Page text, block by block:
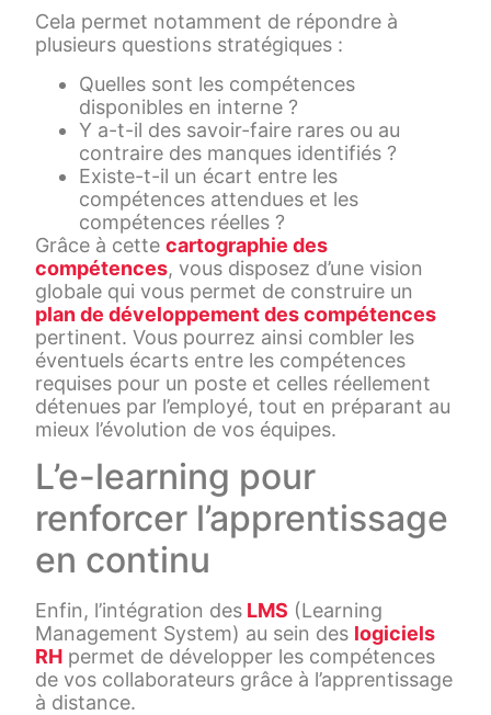
Cela permet notamment de répondre à
plusieurs questions stratégiques :
Quelles sont les compétences
disponibles en interne ?
Y a-t-il des savoir-faire rares ou au
contraire des manques identifiés ?
Existe-t-il un écart entre les
compétences attendues et les
compétences réelles ?
Grâce à cettecartographie des
compétences, vous disposez d’une vision
globale qui vous permet de construire un
plan de développement des compétences
pertinent. Vous pourrez ainsi combler les
éventuels écarts entre les compétences
requises pour un poste et celles réellement
détenues par l’employé, tout en préparant au
mieux l’évolution de vos équipes.
L’e-learning pour
renforcer l’apprentissage
en continu
Enfin, l’intégration des LMS (Learning
Management System) au sein des logiciels
RH permet de développer les compétences
de vos collaborateurs grâce à l’apprentissage
à distance.